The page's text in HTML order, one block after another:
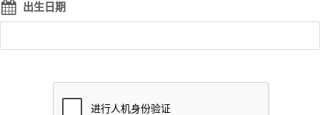
出生日期